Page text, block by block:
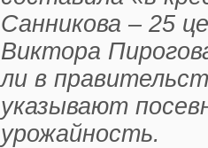
Санникова – 25
Виктора
ли в
указывают
урожайность.